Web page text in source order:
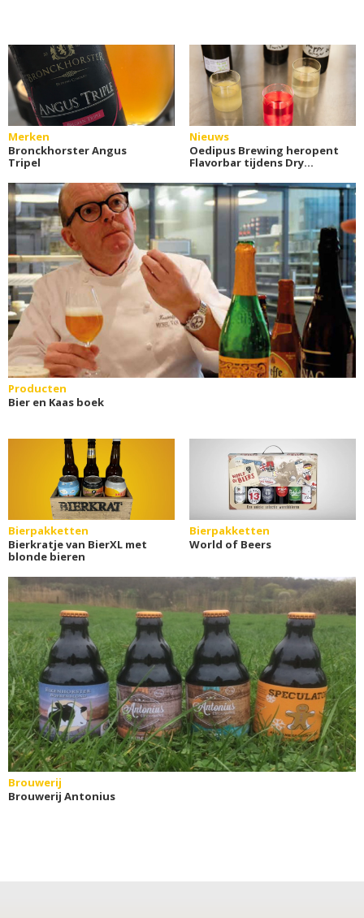
Merken
Bronckhorster Angus
Tripel
Nieuws
Oedipus Brewing heropent
Flavorbar tijdens Dry
Producten
Bier en Kaas boek
Bierpakketten
Bierkratje van BierXL met
blonde bieren
Bierpakketten
World of Beers
Brouwerij
Brouwerij Antonius